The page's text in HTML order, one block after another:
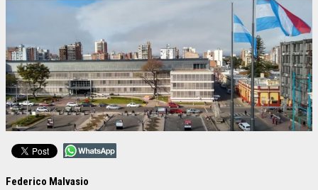
Federico Malvasio